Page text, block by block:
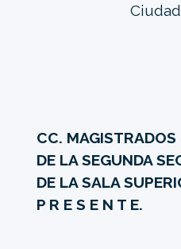
CC.
DE LA SEGUNDA
DE LA SALA
P R E S E N T E.